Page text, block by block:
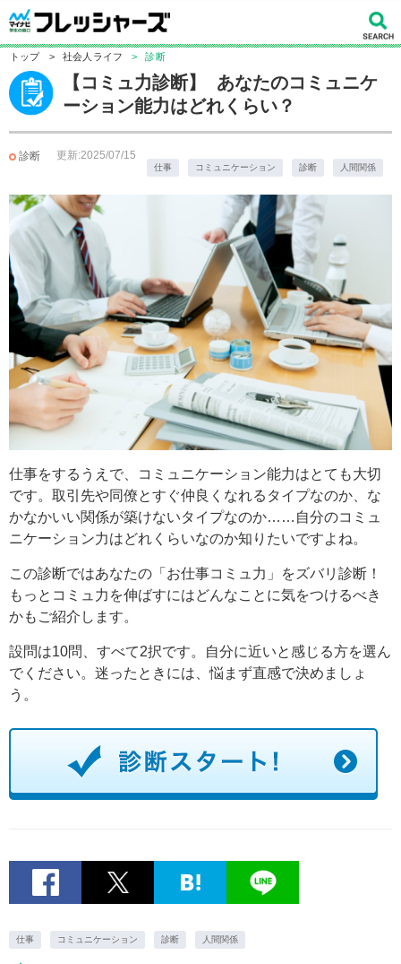
トップ > 社会人ライフ > 診断
【コミュ力診断】 あなたのコミュニケ
ーション能力はどれくらい？
診断 更新:2025/07/15
仕事 コミュニケーション 診断 人間関係
仕事をするうえで、コミュニケーション能力はとても大切
です。取引先や同僚とすぐ仲良くなれるタイプなのか、な
かなかいい関係が築けないタイプなのか……自分のコミュ
ニケーション力はどれくらいなのか知りたいですよね。
この診断ではあなたの「お仕事コミュ力」をズバリ診断！
もっとコミュ力を伸ばすにはどんなことに気をつけるべき
かもご紹介します。
設問は10問、すべて2択です。自分に近いと感じる方を選ん
でください。迷ったときには、悩まず直感で決めましょ
う。
仕事 コミュニケーション 診断 人間関係